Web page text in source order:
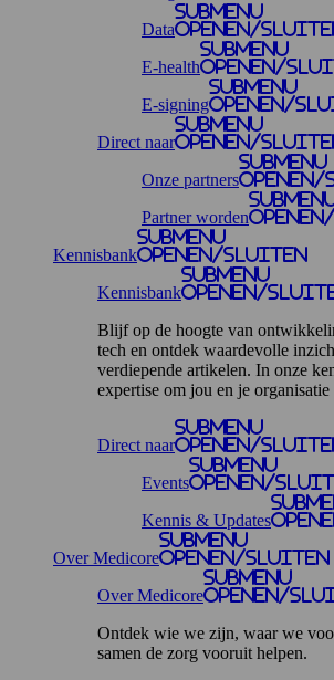
Data
Submenu
openen/
E-health
Submenu
openen/
E-signing
Submenu
openen/
Direct naar
Submenu
openen/
Onze partners
Submenu
Partner worden
Kennisbank
Submenu
openen/sluiten
Kennisbank
Submenu
openen/
Blijf op de hoogte van
tech en ontdek waardevolle
verdiepende artikelen. In onze
expertise om jou en je
Direct naar
Submenu
openen/
Events
Submenu
openen/
Kennis & Updates
Over Medicore
Submenu
openen/sluiten
Over Medicore
Submenu
openen/
Ontdek wie we zijn, waar we
samen de zorg vooruit helpen.